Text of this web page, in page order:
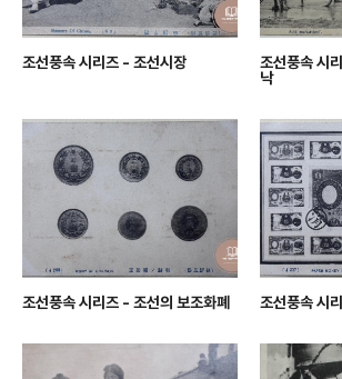
조선풍속 시리즈 - 조선시장
조선풍속 시
낙
조선풍속 시리즈 - 조선의 보조화폐 조선풍속 시